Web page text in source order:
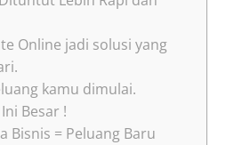
Online jadi solusi yang
kamu dimulai.
Besar !
Bisnis = Peluang Baru